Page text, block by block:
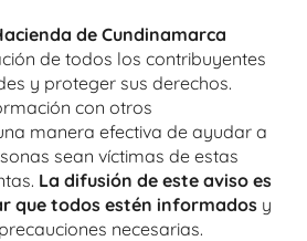
de Cundinamarca
de todos los contribuyentes
y proteger sus derechos.
con otros
manera efectiva de ayudar a
sean víctimas de estas
La difusión de este aviso es
que todos estén informados y
necesarias.